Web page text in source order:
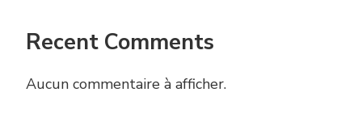
Recent Comments
Aucun commentaire à afficher.